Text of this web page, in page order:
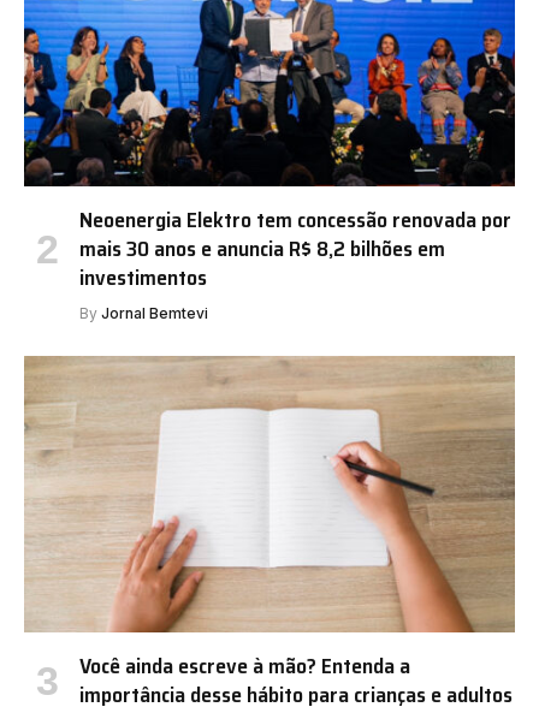
Neoenergia Elektro tem concessão renovada por
mais 30 anos e anuncia R$ 8,2 bilhões em
investimentos
By Jornal Bemtevi
Você ainda escreve à mão? Entenda a
importância desse hábito para crianças e adultos